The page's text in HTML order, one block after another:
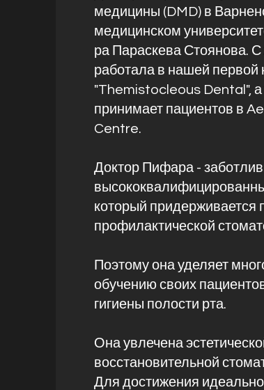
медицины (DMD) в
медицинском
ра Параскева Стоянова. С
работала в нашей первой
"Themistocleous Dental", а
принимает пациентов в
Centre.
Доктор Пифара -
который придерживается
профилактической
Поэтому она уделяет
обучению своих
гигиены полости рта.
Она увлечена
восстановительной
Для достижения